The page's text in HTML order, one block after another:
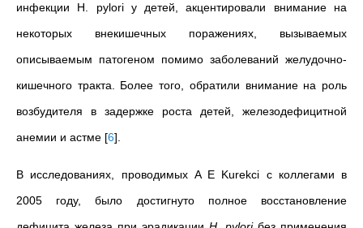
инфекции H. pylori у детей, акцентировали внимание на
некоторых внекишечных поражениях, вызываемых
описываемым патогеном помимо заболеваний желудочно-
кишечного тракта. Более того, обратили внимание на роль
возбудителя в задержке роста детей, железодефицитной
анемии и астме [6]
В исследованиях, проводимых A E Kurekci с коллегами в
2005 году, было достигнуто полное восстановление